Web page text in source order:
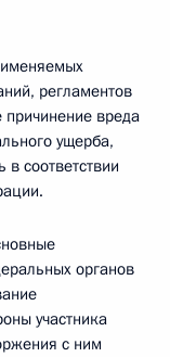
регламентов
вреда
ущерба,
в соответствии
органов
участника
с ним